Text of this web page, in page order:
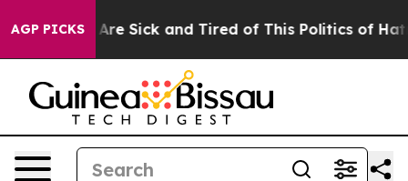
AGP PICKSAre Sick and Tired of This Politics of Hatred”